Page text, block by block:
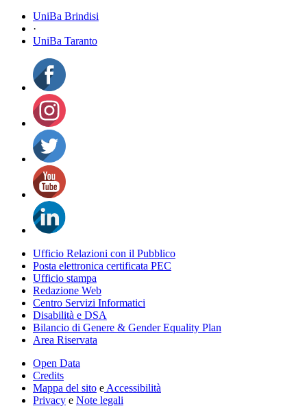
UniBa Brindisi
·
UniBa Taranto
Ufficio Relazioni con il Pubblico
Posta elettronica certificata PEC
Ufficio stampa
Redazione Web
Centro Servizi Informatici
Disabilità e DSA
Bilancio di Genere & Gender Equality Plan
Area Riservata
Open Data
Credits
Mappa del sito eAccessibilità
Privacy e Note legali